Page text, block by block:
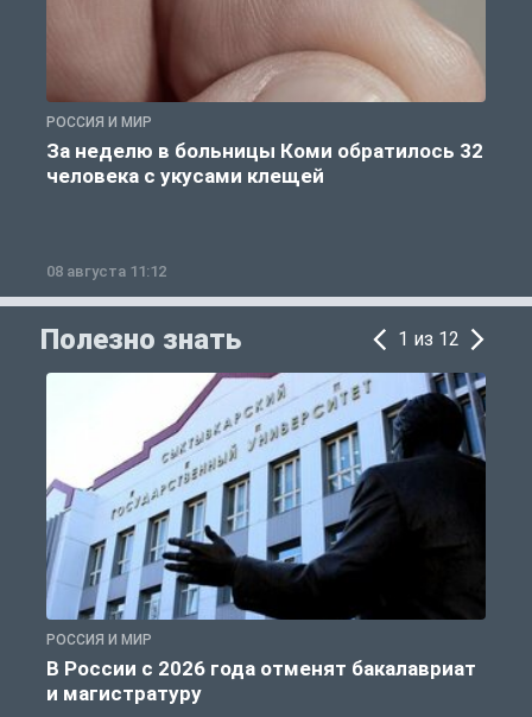
РОССИЯ И МИР
За неделю в больницы Коми обратилось 32
человека с укусами клещей
08 августа 11:12
Полезно знать 1 из 12
РОССИЯ И МИР
В России с 2026 года отменят бакалавриат
и магистратуру